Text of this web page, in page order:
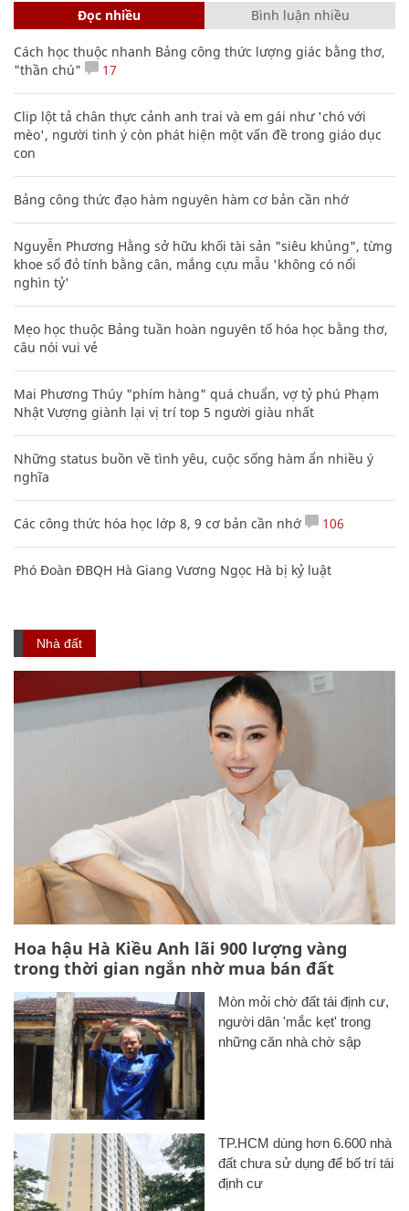
Đọc nhiều Bình luận nhiều
Cách học thuộc nhanh Bảng công thức lượng giác bằng thơ,
"thần chú"
17
Clip lột tả chân thực cảnh anh trai và em gái như 'chó với
mèo', người tinh ý còn phát hiện một vấn đề trong giáo dục
con
Bảng công thức đạo hàm nguyên hàm cơ bản cần nhớ
Nguyễn Phương Hằng sở hữu khối tài sản "siêu khủng", từng
khoe sổ đỏ tính bằng cân, mắng cựu mẫu 'không có nổi
nghìn tỷ'
Mẹo học thuộc Bảng tuần hoàn nguyên tố hóa học bằng thơ,
câu nói vui vẻ
Mai Phương Thúy "phím hàng" quá chuẩn, vợ tỷ phú Phạm
Nhật Vượng giành lại vị trí top 5 người giàu nhất
Những status buồn về tình yêu, cuộc sống hàm ẩn nhiều ý
nghĩa
Các công thức hóa học lớp 8, 9 cơ bản cần nhớ 106
Phó Đoàn ĐBQH Hà Giang Vương Ngọc Hà bị kỷ luật
Nhà đất
Hoa hậu Hà Kiều Anh lãi 900 lượng vàng
trong thời gian ngắn nhờ mua bán đất
Mòn mỏi chờ đất tái định cư,
người dân 'mắc kẹt' trong
những căn nhà chờ sập
TP.HCM dùng hơn 6.600 nhà
đất chưa sử dụng để bố trí tái
định cư